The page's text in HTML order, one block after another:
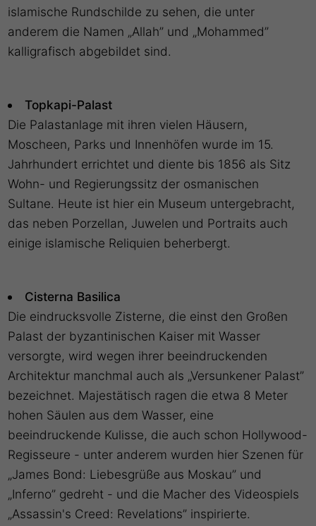
islamische Rundschilde zu sehen, die unter
anderem die Namen „Allah” und „Mohammed”
kalligrafisch abgebildet sind.
Topkapi-Palast
Die Palastanlage mit ihren vielen Häusern,
Moscheen, Parks und Innenhöfen wurde im 15.
Jahrhundert errichtet und diente bis 1856 als Sitz
Wohn- und Regierungssitz der osmanischen
Sultane. Heute ist hier ein Museum untergebracht,
das neben Porzellan, Juwelen und Portraits auch
einige islamische Reliquien beherbergt.
Cisterna Basilica
Die eindrucksvolle Zisterne, die einst den Großen
Palast der byzantinischen Kaiser mit Wasser
versorgte, wird wegen ihrer beeindruckenden
Architektur manchmal auch als „Versunkener Palast”
bezeichnet. Majestätisch ragen die etwa 8 Meter
hohen Säulen aus dem Wasser, eine
beeindruckende Kulisse, die auch schon Hollywood-
Regisseure - unter anderem wurden hier Szenen für
„James Bond: Liebesgrüße aus Moskau” und
„Inferno” gedreht - und die Macher des Videospiels
„Assassin's Creed: Revelations” inspirierte.